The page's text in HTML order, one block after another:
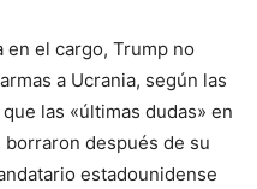
el cargo, Trump no
a Ucrania, según las
las «últimas dudas» en
después de su
estadounidense